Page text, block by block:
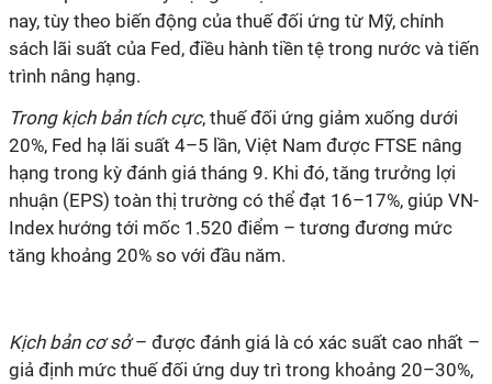
nay, tùy theo biến động của thuế đối ứng từ Mỹ, chính
sách lãi suất của Fed, điều hành tiền tệ trong nước và tiến
trình nâng hạng.
Trong kịch bản tích cực, thuế đối ứng giảm xuống dưới
20%, Fed hạ lãi suất 4–5 lần, Việt Nam được FTSE nâng
hạng trong kỳ đánh giá tháng 9. Khi đó, tăng trưởng lợi
nhuận (EPS) toàn thị trường có thể đạt 16–17%, giúp VN-
Index hướng tới mốc 1.520 điểm – tương đương mức
tăng khoảng 20% so với đầu năm.
Kịch bản cơ sở– được đánh giá là có xác suất cao nhất –
giả định mức thuế đối ứng duy trì trong khoảng 20–30%,